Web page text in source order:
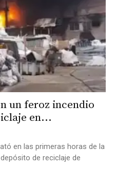
un feroz incendio
en...
en las primeras horas de la
de reciclaje de